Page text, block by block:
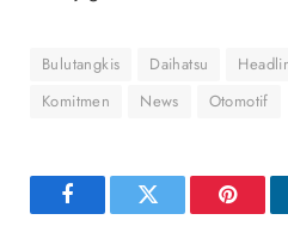
Bulutangkis Daihatsu
Komitmen
News Otomotif
FacebookTwitter